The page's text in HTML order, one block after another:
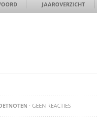
JAAROVERZICHT
· GEEN REACTIES